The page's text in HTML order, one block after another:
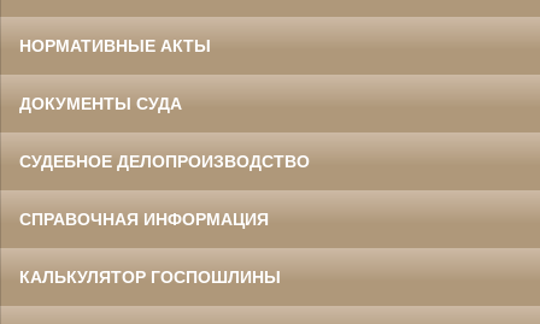
НОРМАТИВНЫЕ АКТЫ
ДОКУМЕНТЫ СУДА
СУДЕБНОЕ ДЕЛОПРОИЗВОДСТВО
СПРАВОЧНАЯ ИНФОРМАЦИЯ
КАЛЬКУЛЯТОР ГОСПОШЛИНЫ